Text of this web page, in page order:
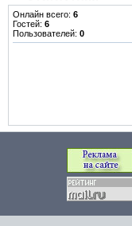
Онлайн всего: 6
Гостей: 6
Пользователей: 0